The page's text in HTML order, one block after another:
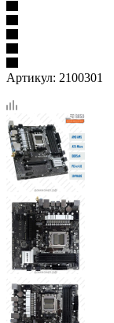
Артикул: 2100301